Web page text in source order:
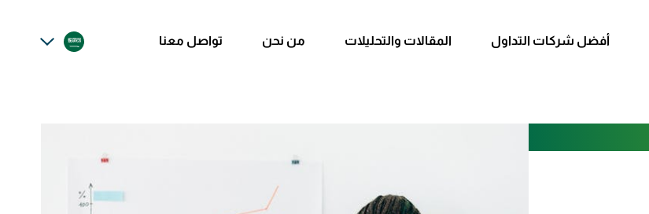
أفضل شركات التداول المقالات والتحليلات من نحن تواصل معنا